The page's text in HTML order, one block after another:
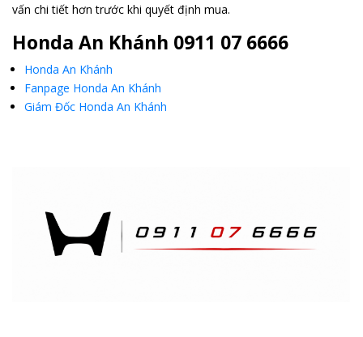
vấn chi tiết hơn trước khi quyết định mua.
Honda An Khánh 0911 07 6666
Honda An Khánh
Fanpage Honda An Khánh
Giám Đốc Honda An Khánh